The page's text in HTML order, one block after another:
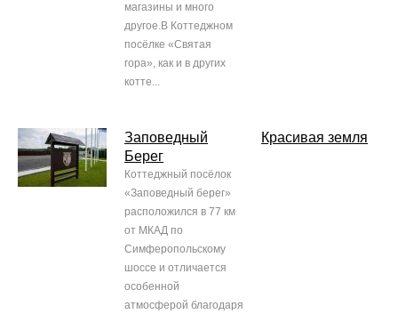
магазины и много
другое.В Коттеджном
посёлке «Святая
гора», как и в других
котте...
Заповедный
Берег
Коттеджный посёлок
«Заповедный берег»
расположился в 77 км
от МКАД по
Симферопольскому
шоссе и отличается
особенной
атмосферой благодаря
Красивая земля